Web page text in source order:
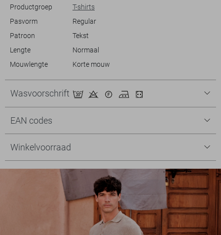
Productgroep
T-shirts
Pasvorm
Regular
Patroon
Tekst
Lengte
Normaal
Mouwlengte
Korte mouw
Wasvoorschrift
EAN codes
Winkelvoorraad